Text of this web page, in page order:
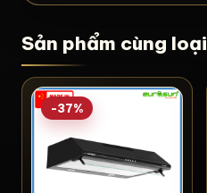
Sản phẩm cùng loại
-37%